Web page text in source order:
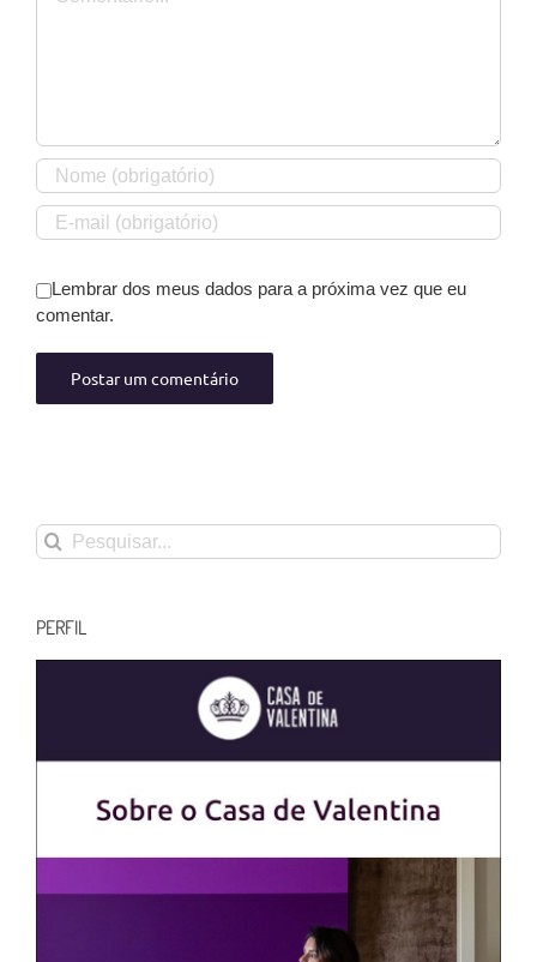
Lembrar dos meus dados para a próxima vez que eu
comentar.
Buscar
resultados
PERFIL